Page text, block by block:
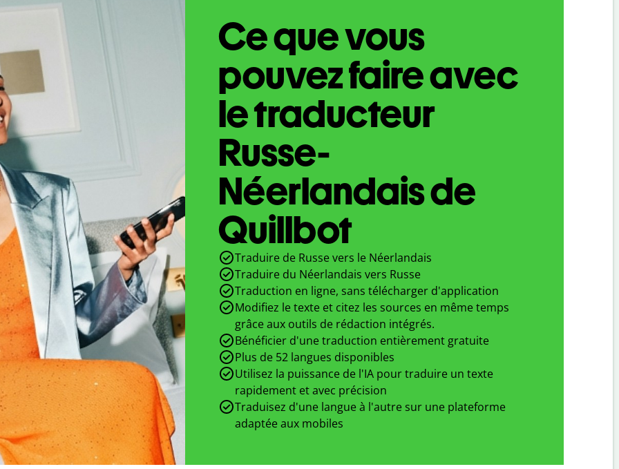
Ce que vous
pouvez faire avec
le traducteur
Russe-
Néerlandais de
Quillbot
Traduire de Russe vers le Néerlandais
Traduire du Néerlandais vers Russe
Traduction en ligne, sans télécharger d'application
Modifiez le texte et citez les sources en même temps
grâce aux outils de rédaction intégrés.
Bénéficier d'une traduction entièrement gratuite
Plus de 52 langues disponibles
Utilisez la puissance de l'IA pour traduire un texte
rapidement et avec précision
Traduisez d'une langue à l'autre sur une plateforme
adaptée aux mobiles